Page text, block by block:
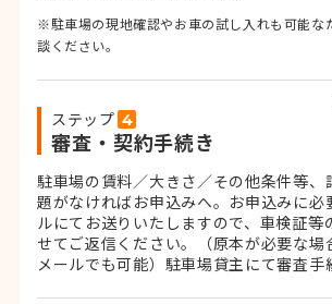
※駐車場の現地確認やお車の試し入れも可能な
談ください。
ステップ
審査・契約手続き
駐車場の賃料／大きさ／その他条件等、
題がなければお申込みへ。お申込みに必
ルにてお送りいたしますので、車検証等
せてご返信ください。
（原本が必要な
メールでも可能） 駐車場貸主にて審査手